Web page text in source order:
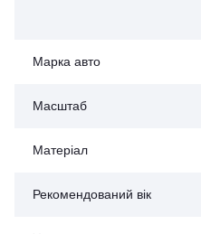
Марка авто
Масштаб
Матеріал
Рекомендований вік